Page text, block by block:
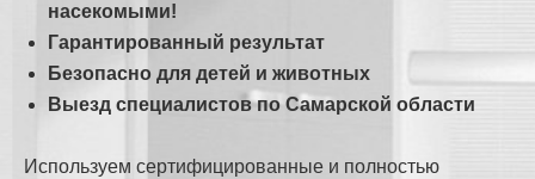
насекомыми!
Гарантированный результат
Безопасно для детей и животных
Выезд специалистов по Самарской области
Используем сертифицированные и полностью